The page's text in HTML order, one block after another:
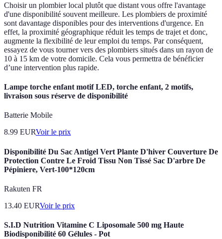
Choisir un plombier local plutôt que distant vous offre l'avantage
d'une disponibilité souvent meilleure. Les plombiers de proximité
sont davantage disponibles pour des interventions d'urgence. En
effet, la proximité géographique réduit les temps de trajet et donc,
augmente la flexibilité de leur emploi du temps. Par conséquent,
essayez de vous tourner vers des plombiers situés dans un rayon de
10 à 15 km de votre domicile. Cela vous permettra de bénéficier
d’une intervention plus rapide.
Lampe torche enfant motif LED, torche enfant, 2 motifs,
livraison sous réserve de disponibilité
Batterie Mobile
8.99 EURVoir le prix
Disponibilité Du Sac Antigel Vert Plante D'hiver Couverture De
Protection Contre Le Froid Tissu Non Tissé Sac D'arbre De
Pépiniere, Vert-100*120cm
Rakuten FR
13.40 EURVoir le prix
S.I.D Nutrition Vitamine C Liposomale 500 mg Haute
Biodisponibilité 60 Gélules - Pot